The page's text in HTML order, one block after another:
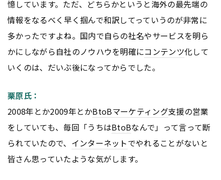
憶しています。ただ、どちらかというと海外の最先端の
情報をなるべく早く掴んで和訳してっていうのが非常に
多かったですよね。国内で自らの社名やサービスを明ら
かにしながら自社のノウハウを明確にコンテンツ化して
いくのは、だいぶ後になってからでした。
栗原氏：
2008年とか2009年とかBtoBマーケティング支援の営業
をしていても、毎回「うちはBtoBなんで」って言って断
られていたので、 インターネットでやれることがないと
皆さん思っていたような気がします。